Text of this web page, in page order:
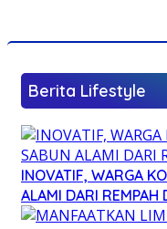
Berita Lifestyle
INOVATIF, WARGA
ALAMI DARI REMPAH